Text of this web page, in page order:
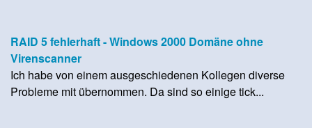
RAID 5 fehlerhaft - Windows 2000 Domäne ohne
Virenscanner
Ich habe von einem ausgeschiedenen Kollegen diverse
Probleme mit übernommen. Da sind so einige tick...